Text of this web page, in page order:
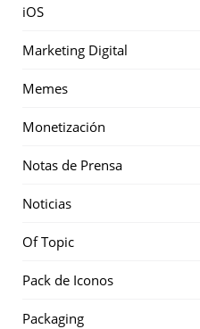
iOS
Marketing Digital
Memes
Monetización
Notas de Prensa
Noticias
Of Topic
Pack de Iconos
Packaging